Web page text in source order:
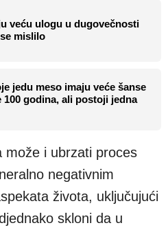
veću ulogu u dugovečnosti
mislilo
jedu meso imaju veće šanse
100 godina, ali postoji jedna
može i ubrzati proces
negativnim
života, uključujući
skloni da u